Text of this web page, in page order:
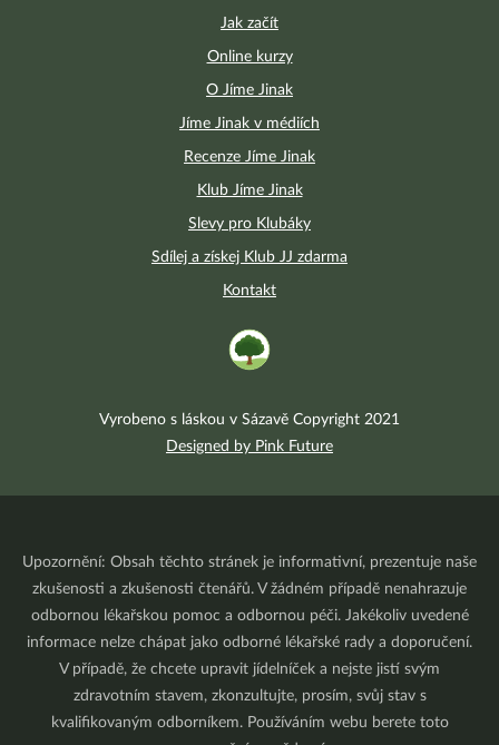
Jak začít
Online kurzy
O Jíme Jinak
Jíme Jinak v médiích
Recenze Jíme Jinak
Klub Jíme Jinak
Slevy pro Klubáky
Sdílej a získej Klub JJ zdarma
Kontakt
Vyrobeno s láskou v Sázavě Copyright 2021
Designed by Pink Future
Upozornění: Obsah těchto stránek je informativní, prezentuje naše
zkušenosti a zkušenosti čtenářů. V žádném případě nenahrazuje
odbornou lékařskou pomoc a odbornou péči. Jakékoliv uvedené
informace nelze chápat jako odborné lékařské rady a doporučení.
V případě, že chcete upravit jídelníček a nejste jistí svým
zdravotním stavem, zkonzultujte, prosím, svůj stav s
kvalifikovaným odborníkem. Používáním webu berete toto